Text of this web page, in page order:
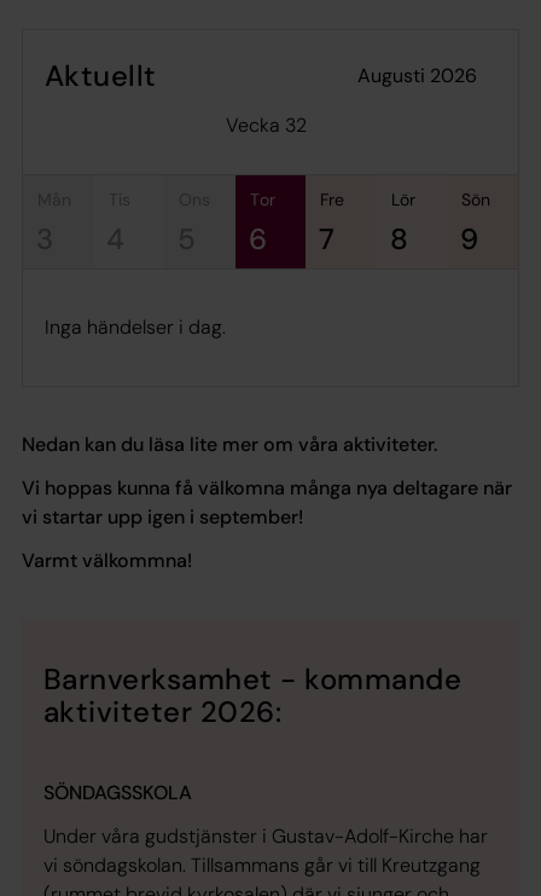
Aktuellt
augusti 2026
Vecka 32
tis
4
tor
6
fre
7
lör
8
sön
9
Inga händelser i dag.
Nedan kan du läsa lite mer om våra aktiviteter.
Vi hoppas kunna få välkomna många nya deltagare när
vi startar upp igen i september!
Varmt välkommna!
Barnverksamhet - kommande
aktiviteter 2026:
SÖNDAGSSKOLA
Under våra gudstjänster i Gustav-Adolf-Kirche har
vi söndagskolan. Tillsammans går vi till Kreutzgang